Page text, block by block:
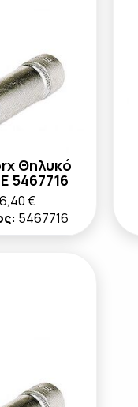
Θηλυκό
5467716
6,40 €
5467716